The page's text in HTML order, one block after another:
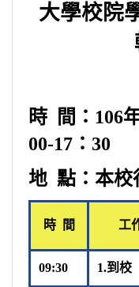
大學校院
時 間： 106
00-17 ： 30
地 點：本校
時 間 工
09:30 1.到校